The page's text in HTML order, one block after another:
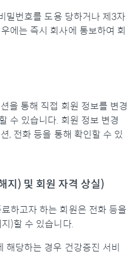
번호를 도용 당하거나 제3자
에는 즉시 회사에 통보하여 회
을 통해 직접 회원 정보를 변경
수 있습니다. 회원 정보 변경
, 전화 등을 통해 확인할 수 있
지) 및 회원 자격 상실)
하고자 하는 회원은 전화 등을
)할 수 있습니다.
당하는 경우 건강증진 서비